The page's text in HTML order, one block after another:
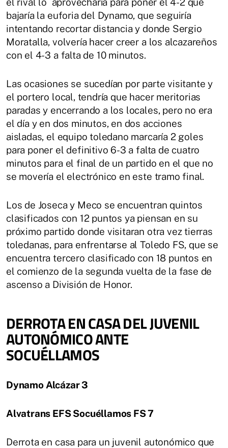
bajaría la euforia del Dynamo, que seguiría
intentando recortar distancia y donde Sergio
Moratalla, volvería hacer creer a los alcazareños
con el 4-3 a falta de 10 minutos.
Las ocasiones se sucedían por parte visitante y
el portero local, tendría que hacer meritorias
paradas y encerrando a los locales, pero no era
el día y en dos minutos, en dos acciones
aisladas, el equipo toledano marcaría 2 goles
para poner el definitivo 6-3 a falta de cuatro
minutos para el final de un partido en el que no
se movería el electrónico en este tramo final.
Los de Joseca y Meco se encuentran quintos
clasificados con 12 puntos ya piensan en su
próximo partido donde visitaran otra vez tierras
toledanas, para enfrentarse al Toledo FS, que se
encuentra tercero clasificado con 18 puntos en
el comienzo de la segunda vuelta de la fase de
ascenso a División de Honor.
DERROTA EN CASA DEL JUVENIL
AUTONÓMICO ANTE
SOCUÉLLAMOS
Dynamo Alcázar 3
Alvatrans EFS Socuéllamos FS 7
Derrota en casa para un juvenil autonómico que